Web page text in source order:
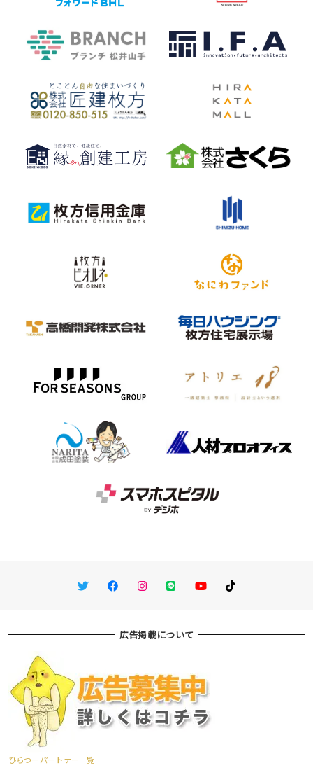
TwitterFacebookInstagram
LINE You TubeTikTok
広告掲載について
ひらつーパートナー一覧